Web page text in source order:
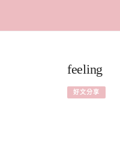
feeling
好文分享